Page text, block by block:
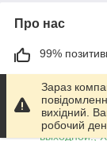
Про нас
99%
Працює з
м. Харків
График
выходной!,
Зараз
вихідний.
робочий